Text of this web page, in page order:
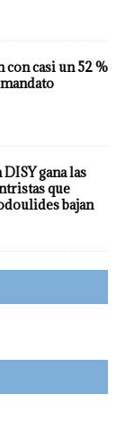
con casi un 52 %
gana las
que
bajan